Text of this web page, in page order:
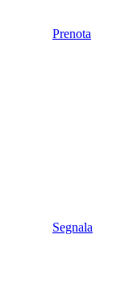
Prenota
Segnala